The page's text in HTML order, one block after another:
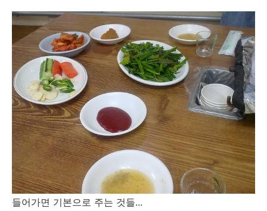
들어가면 기본으로 주는 것들...